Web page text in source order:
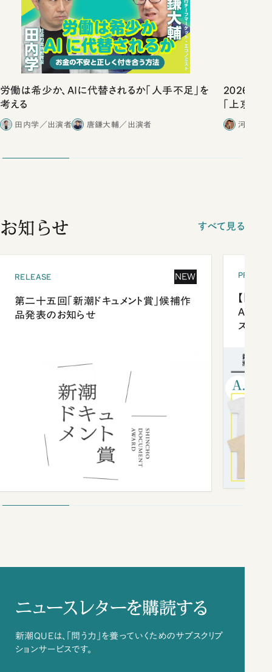
労働は希少か、AIに代替されるか「人手不足」を
考える
田内学／出演者 唐鎌大輔／出演者
2026年の
「上京物
河野有
お知らせ すべて見る
RELEASE NEW
第二十五回「新潮ドキュメント賞」候補作
品発表のお知らせ
【「新
ズプレ
ニュースレターを購読する
新潮QUEは、「問う力」を養っていくためのサブスクリプ
ションサービスです。